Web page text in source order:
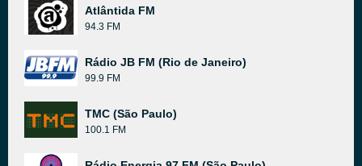
Atlântida FM
94.3 FM
Rádio JB FM (Rio de Janeiro)
99.9 FM
TMC (São Paulo)
100.1 FM